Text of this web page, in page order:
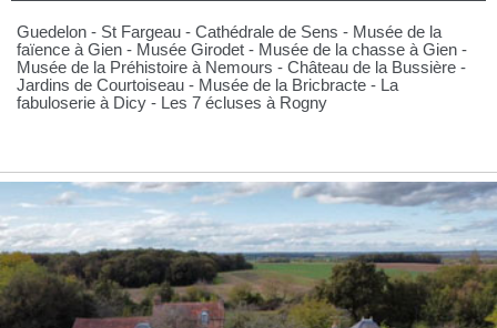
Guedelon - St Fargeau - Cathédrale de Sens - Musée de la
faïence à Gien - Musée Girodet - Musée de la chasse à Gien -
Musée de la Préhistoire à Nemours - Château de la Bussière -
Jardins de Courtoiseau - Musée de la Bricbracte - La
fabuloserie à Dicy - Les 7 écluses à Rogny